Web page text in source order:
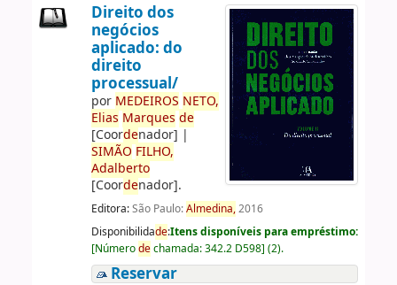
Direito dos
negócios
aplicado: do
direito
processual/
por MEDEIROS NETO,
Elias Marques de
[Coordenador] |
SIMÃO FILHO,
Adalberto
[Coordenador].
Editora:São Paulo:Almedina,2016
Disponibilidade:Itens disponíveis para empréstimo:
[Númerodechamada:342.2 D598] (2).
Reservar